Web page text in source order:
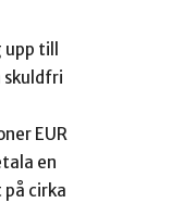
till
skuldfri
EUR
en
cirka